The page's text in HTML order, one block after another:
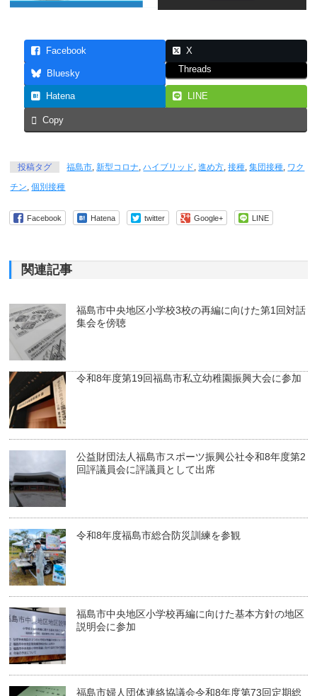
Facebook X
Bluesky Threads
Hatena LINE
Copy
投稿タグ 福島市 ,新型コロナ ,ハイブリッド ,進め方 ,接種 ,集団接種 ワク
チン ,個別接種
Facebook Hatena twitter Google+ LINE
関連記事
福島市中央地区小学校3校の再編に向けた第1回対話
集会を傍聴
令和8年度第19回福島市私立幼稚園振興大会に参加
公益財団法人福島市スポーツ振興公社令和8年度第2
回評議員会に評議員として出席
令和8年度福島市総合防災訓練を参観
福島市中央地区小学校再編に向けた基本方針の地区
説明会に参加
福島市婦人団体連絡協議会令和8年度第73回定期総